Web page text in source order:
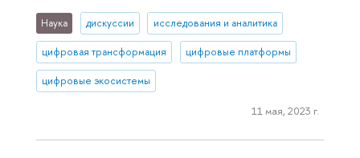
Наука дискуссии исследования и аналитика
цифровая трансформация цифровые платформы
цифровые экосистемы
11 мая, 2023 г.